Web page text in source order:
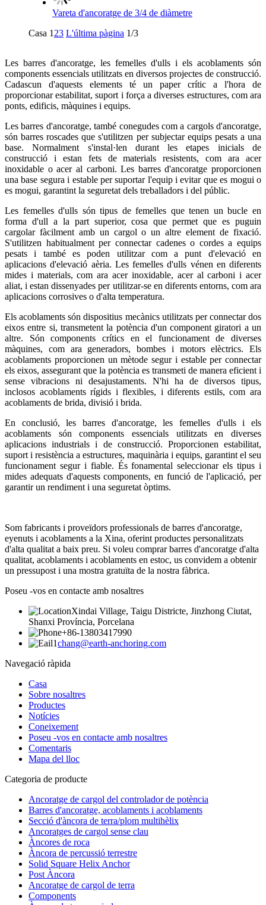
Vareta d'ancoratge de 3/4 de diàmetre
Casa 1 23 L'última pàgina 1/3
Les barres d'ancoratge, les femelles d'ulls i els acoblaments són
components essencials utilitzats en diversos projectes de construcció.
Cadascun d'aquests elements té un paper crític a l'hora de
proporcionar estabilitat, suport i força a diverses estructures, com ara
ponts, edificis, màquines i equips.
Les barres d'ancoratge, també conegudes com a cargols d'ancoratge,
són barres roscades que s'utilitzen per subjectar equips pesats a una
base. Normalment s'instal·len durant les etapes inicials de
construcció i estan fets de materials resistents, com ara acer
inoxidable o acer al carboni. Les barres d'ancoratge proporcionen
una base segura i estable per suportar l'equip i evitar que es mogui o
es mogui, garantint la seguretat dels treballadors i del públic.
Les femelles d'ulls són tipus de femelles que tenen un bucle en
forma d'ull a la part superior, cosa que permet que es puguin
cargolar fàcilment amb un cargol o un altre element de fixació.
S'utilitzen habitualment per connectar cadenes o cordes a equips
pesats i també es poden utilitzar com a punt d'elevació en
aplicacions d'elevació aèria. Les femelles d'ulls vénen en diferents
mides i materials, com ara acer inoxidable, acer al carboni i acer
aliat, i estan dissenyades per utilitzar-se en diferents entorns, com ara
aplicacions corrosives o d'alta temperatura.
Els acoblaments són dispositius mecànics utilitzats per connectar dos
eixos entre si, transmetent la potència d'un component giratori a un
altre. Són components crítics en el funcionament de diverses
màquines, com ara generadors, bombes i motors elèctrics. Els
acoblaments proporcionen un mètode segur i estable per connectar
els eixos, assegurant que la potència es transmeti de manera eficient i
sense vibracions ni desajustaments. N'hi ha de diversos tipus,
inclosos acoblaments rígids i flexibles, i diferents estils, com ara
acoblaments de brida, divisió i brida.
En conclusió, les barres d'ancoratge, les femelles d'ulls i els
acoblaments són components essencials utilitzats en diverses
aplicacions industrials i de construcció. Proporcionen estabilitat,
suport i resistència a estructures, maquinària i equips, garantint el seu
funcionament segur i fiable. És fonamental seleccionar els tipus i
mides adequats d'aquests components, en funció de l'aplicació, per
garantir un rendiment i una seguretat òptims.
Som fabricants i proveïdors professionals de barres d'ancoratge,
eyenuts i acoblaments a la Xina, oferint productes personalitzats
d'alta qualitat a baix preu. Si voleu comprar barres d'ancoratge d'alta
qualitat, acoblaments i acoblaments en estoc, us convidem a obtenir
un pressupost i una mostra gratuïta de la nostra fàbrica.
Poseu -vos en contacte amb nosaltres
Xindai Village, Taigu Districte, Jinzhong Ciutat,
Shanxi Província, Porcelana
+86-13803417990
chang@earth-anchoring.com
Navegació ràpida
Casa
Sobre nosaltres
Productes
Notícies
Coneixement
Poseu -vos en contacte amb nosaltres
Comentaris
Mapa del lloc
Categoria de producte
Ancoratge de cargol del controlador de potència
Barres d'ancoratge, acoblaments i acoblaments
Secció d'àncora de terra/plom multihèlix
Ancoratges de cargol sense clau
Àncores de roca
Àncora de percussió terrestre
Solid Square Helix Anchor
Post Àncora
Ancoratge de cargol de terra
Components